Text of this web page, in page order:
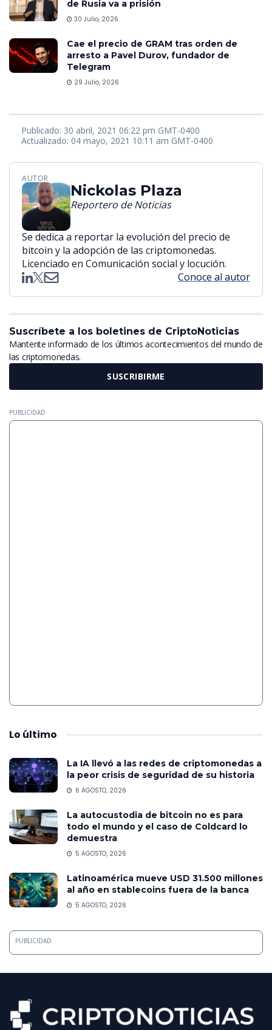
de Rusia va a prisión
30 Julio, 2026
Cae el precio de GRAM tras orden de
arresto a Pavel Durov, fundador de
Telegram
29 Julio, 2026
Publicado: 30 abril, 2021 06:22 pm GMT-0400
Actualizado: 04 mayo, 2021 10:11 am GMT-0400
AUTOR
Nickolas Plaza
Reportero de Noticias
Se dedica a reportar la evolución del precio de
bitcoin y la adopción de las criptomonedas.
Licenciado en Comunicación social y locución.
Conoce al autor
Suscríbete a los boletines de CriptoNoticias
Mantente informado de los últimos acontecimientos del mundo de
las criptomonedas.
SUSCRIBIRME
PUBLICIDAD
Lo último
La IA llevó a las redes de criptomonedas a
la peor crisis de seguridad de su historia
6 AGOSTO, 2026
La autocustodia de bitcoin no es para
todo el mundo y el caso de Coldcard lo
demuestra
5 AGOSTO, 2026
Latinoamérica mueve USD 31.500 millones
al año en stablecoins fuera de la banca
5 AGOSTO, 2026
PUBLICIDAD